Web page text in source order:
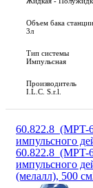
Объем бака
3л
Тип системы
Импульсная
Производитель
I.L.C. S.r.l.
60.822.8_(MPT-
импульсного
60.822.8_(MPT-
импульсного
(мелалл), 500